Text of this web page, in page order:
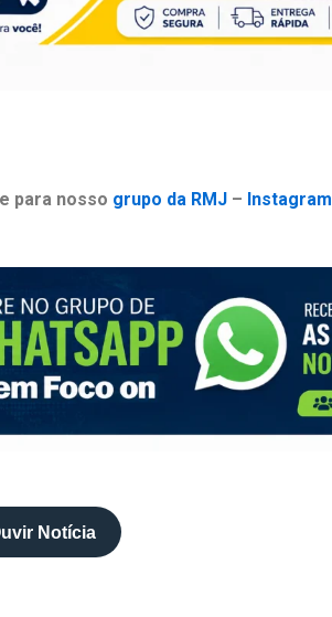
para nosso grupo da RMJ – Instagram
Notícia